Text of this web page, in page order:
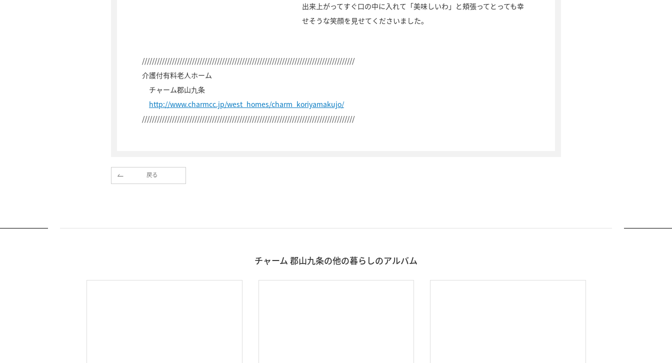
出来上がってすぐ口の中に入れて「美味しいわ」と頬張ってとっても幸
せそうな笑顔を見せてくださいました。
/////////////////////////////////////////////////////////////////////////////////////
介護付有料老人ホーム
チャーム郡山九条
http://www.charmcc.jp/west_homes/charm_koriyamakujo/
/////////////////////////////////////////////////////////////////////////////////////
戻る
チャーム 郡山九条の他の暮らしのアルバム